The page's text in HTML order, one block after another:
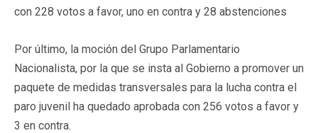
con 228 votos a favor, uno en contra y 28 abstenciones
Por último, la moción del Grupo Parlamentario
Nacionalista, por la que se insta al Gobierno a promover un
paquete de medidas transversales para la lucha contra el
paro juvenil ha quedado aprobada con 256 votos a favor y
3 en contra.